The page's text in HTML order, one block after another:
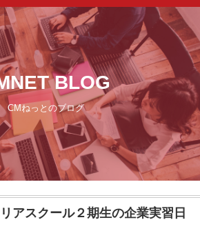
BLOG
CMねっとのブログ
アスクール２期生の企業実習日